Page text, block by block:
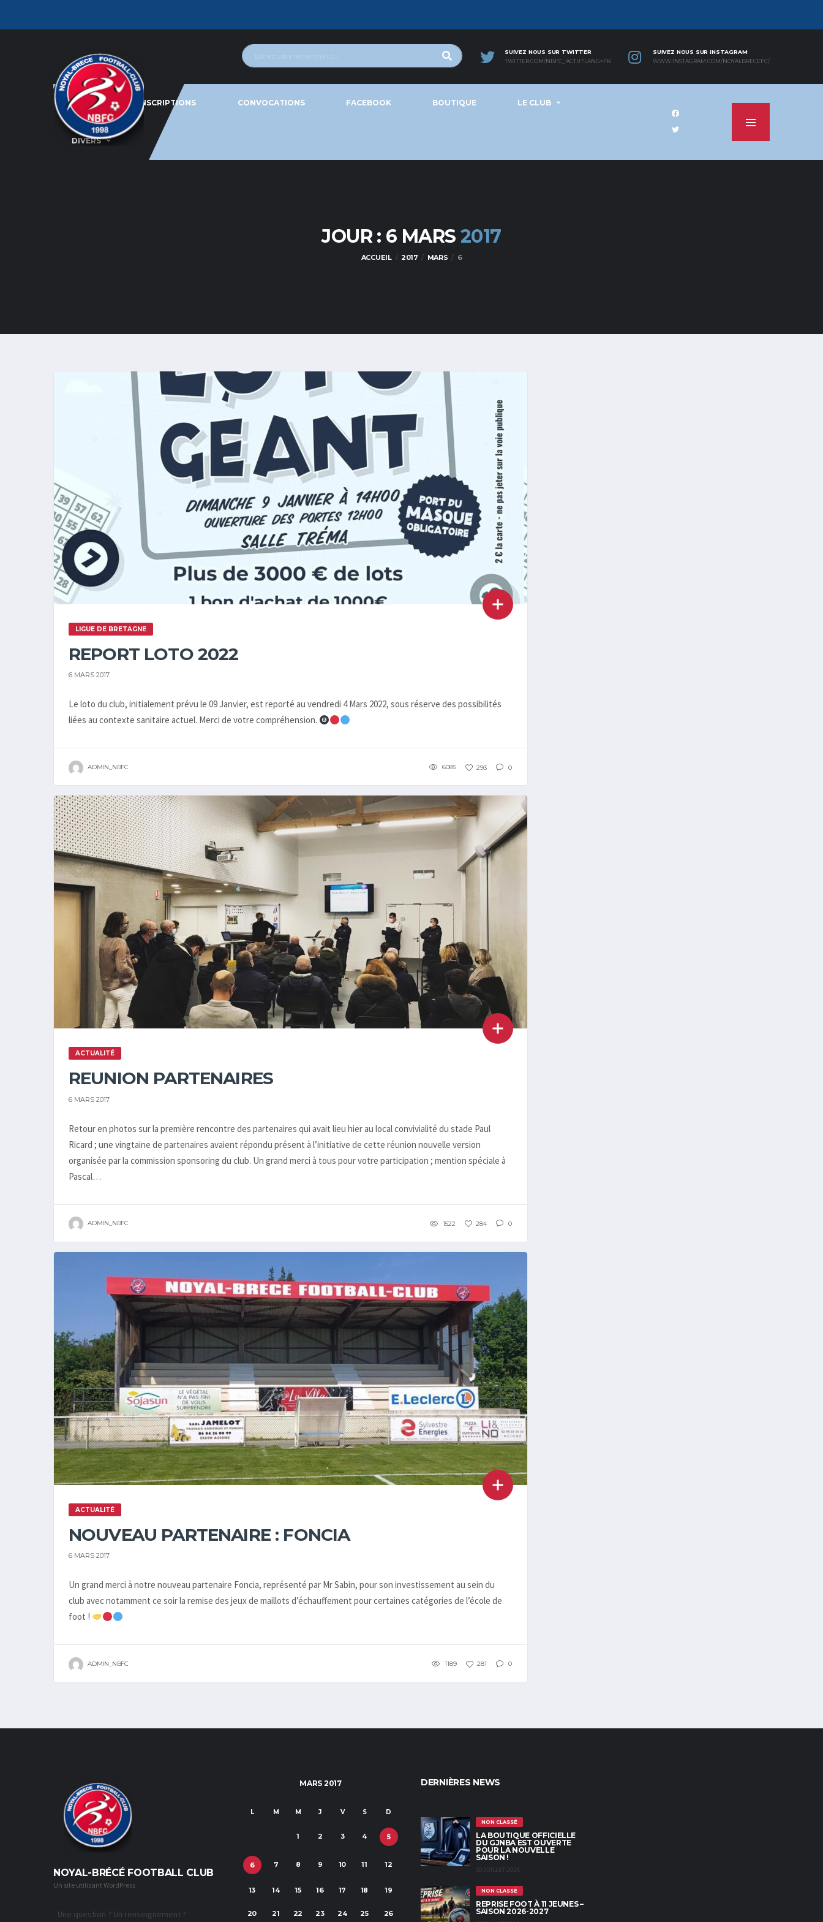
SUIVEZ NOUS SUR TWITTER
TWITTER.COM/NBFC_ACTU?LANG=FR
SUIVEZ NOUS SUR INSTAGRAM
WWW.INSTAGRAM.COM/NOYALBRECEFC/
ACTU INSCRIPTIONS CONVOCATIONS FACEBOOK BOUTIQUE LE CLUB
DIVERS
JOUR : 6 MARS 2017
ACCUEIL 2017 MARS 6
LIGUE DE BRETAGNE
REPORT LOTO 2022
6 MARS 2017
Le loto du club, initialement prévu le 09 Janvier, est reporté au vendredi 4 Mars 2022, sous réserve des possibilités
liées au contexte sanitaire actuel. Merci de votre compréhension.
ADMIN_NBFC 6085 293 0
ACTUALITÉ
REUNION PARTENAIRES
6 MARS 2017
Retour en photos sur la première rencontre des partenaires qui avait lieu hier au local convivialité du stade Paul
Ricard ; une vingtaine de partenaires avaient répondu présent à l’initiative de cette réunion nouvelle version
organisée par la commission sponsoring du club. Un grand merci à tous pour votre participation ; mention spéciale à
Pascal…
ADMIN_NBFC 1522 284 0
ACTUALITÉ
NOUVEAU PARTENAIRE : FONCIA
6 MARS 2017
Un grand merci à notre nouveau partenaire Foncia, représenté par Mr Sabin, pour son investissement au sein du
club avec notamment ce soir la remise des jeux de maillots d’échauffement pour certaines catégories de l’école de
foot !
ADMIN_NBFC 1189 281 0
NOYAL-BRÉCÉ FOOTBALL CLUB
Un site utilisant WordPress
Une question ? Un renseignement ?
MARS 2017
L M M J V S D
1 2 3 4 5
6 7 8 9 10 11 12
13 14 15 16 17 18 19
20 21 22 23 24 25 26
DERNIÈRES NEWS
NON CLASSÉ
LA BOUTIQUE OFFICIELLE
DU GJNBA EST OUVERTE
POUR LA NOUVELLE
SAISON !
30 JUILLET 2026
NON CLASSÉ
REPRISE FOOT À 11 JEUNES –
SAISON 2026-2027